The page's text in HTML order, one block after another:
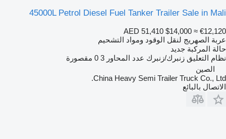
45000L Petrol Diesel Fuel Tanker Trailer Sale in Mali
AED 51,410 $14,000 ≈ €12,120
عربة الصهريج لنقل الوقود ومواد التشحيم
حالة المركبة جديد
نظام التعليق زنبرك/زنبرك عدد المحاور 3 0 مقصورة
الصين
China Heavy Semi Trailer Truck Co., Ltd.
الاتصال بالبائع